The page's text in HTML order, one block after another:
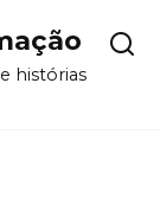
histórias